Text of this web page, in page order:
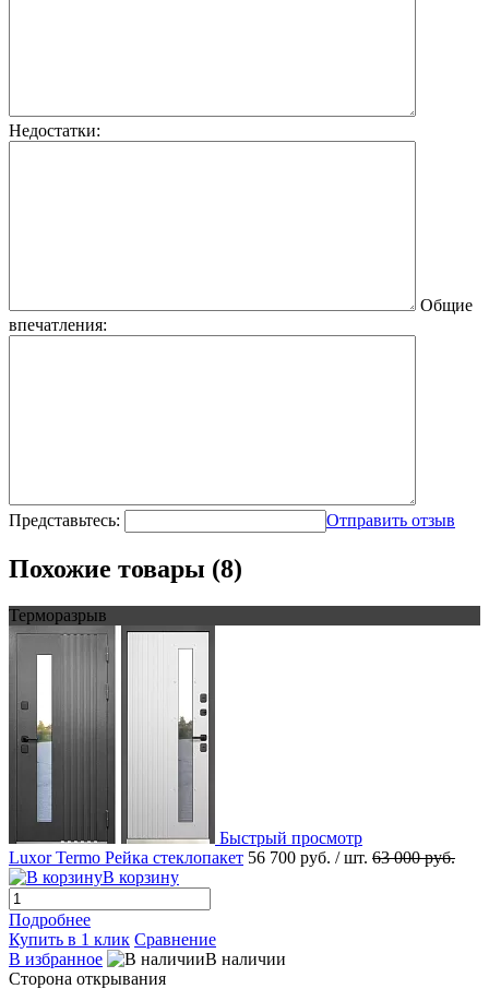
Недостатки:
Общие
впечатления:
Представьтесь: Отправить отзыв
Похожие товары (8)
Терморазрыв
Быстрый просмотр
Luxor Termo Рейка стеклопакет 56 700 руб. / шт. 63 000 руб.
В корзину
Подробнее
Купить в 1 клик Сравнение
В избранное
В наличии
Сторона открывания